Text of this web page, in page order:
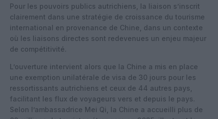
Pour les pouvoirs publics autrichiens, la liaison s’inscrit
clairement dans une stratégie de croissance du tourisme
international en provenance de Chine, dans un contexte
où les liaisons directes sont redevenues un enjeu majeur
de compétitivité.
L’ouverture intervient alors que la Chine a mis en place
une exemption unilatérale de visa de 30 jours pour les
ressortissants autrichiens et ceux de 44 autres pays,
facilitant les flux de voyageurs vers et depuis le pays.
Selon l’ambassadrice Mei Qi, la Chine a accueilli plus de